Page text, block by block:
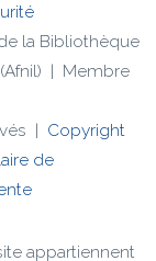
la Bibliothèque
| Membre
| Copyright
de
appartiennent